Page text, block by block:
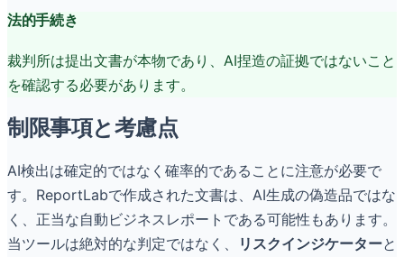
法的手続き
裁判所は提出文書が本物であり、AI捏造の証拠ではないこと
を確認する必要があります。
制限事項と考慮点
AI検出は確定的ではなく確率的であることに注意が必要で
す。ReportLabで作成された文書は、AI生成の偽造品ではな
く、正当な自動ビジネスレポートである可能性もあります。
当ツールは絶対的な判定ではなく、
リスクインジケーターと